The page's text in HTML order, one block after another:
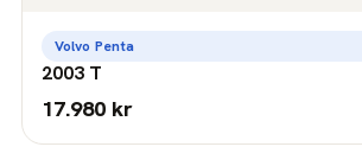
Volvo Penta
2003 T
17.980 kr